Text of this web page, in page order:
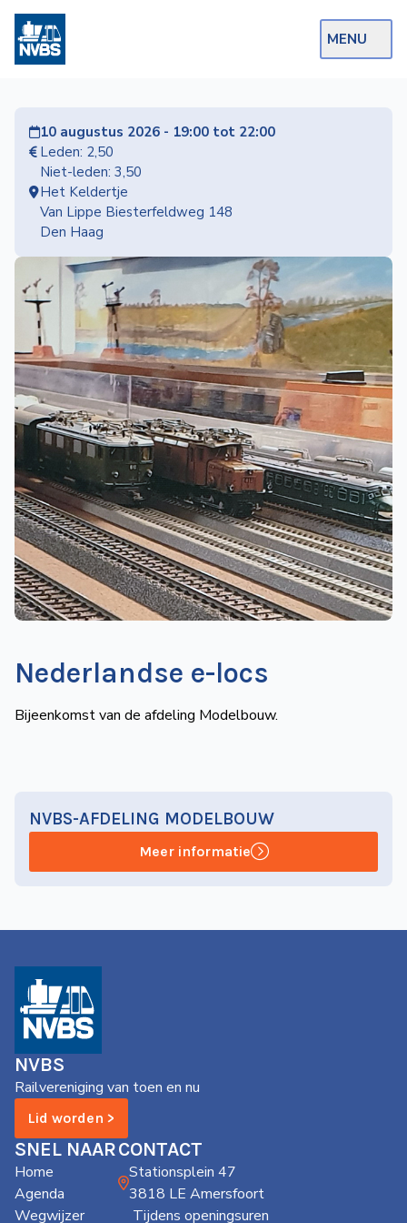
MENU
Op de Rails
NVBS Actueel
Afdelingen
Excursies
Actueel
Ons
aanbod
Over
de
NVBS
Wegwijzer
Mijn
NVBS
10 augustus 2026 - 19:00 tot 22:00
Leden: 2,50
Niet-leden: 3,50
Het Keldertje
Van Lippe Biesterfeldweg 148
Den Haag
Nederlandse e-locs
Bijeenkomst van de afdeling Modelbouw.
NVBS-AFDELING MODELBOUW
Meer informatie
NVBS
Railvereniging van toen en nu
Lid worden >
SNEL NAAR
Home
Agenda
Wegwijzer
CONTACT
Stationsplein 47
3818 LE Amersfoort
Tijdens openingsuren